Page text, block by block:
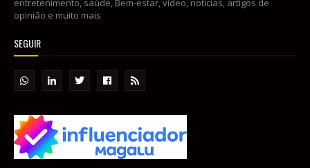
entretenimento, saúde, Bem-estar, vídeo, noticias, artigos de
opinião e muito mais
SEGUIR